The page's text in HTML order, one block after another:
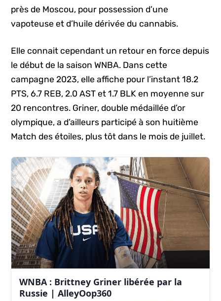
près de Moscou, pour possession d’une
vapoteuse et d’huile dérivée du cannabis.
Elle connait cependant un retour en force depuis
le début de la saison WNBA. Dans cette
campagne 2023, elle affiche pour l’instant 18.2
PTS, 6.7 REB, 2.0 AST et 1.7 BLK en moyenne sur
20 rencontres. Griner, double médaillée d’or
olympique, a d’ailleurs participé à son huitième
Match des étoiles, plus tôt dans le mois de juillet.
WNBA : Brittney Griner libérée par la
Russie | AlleyOop360